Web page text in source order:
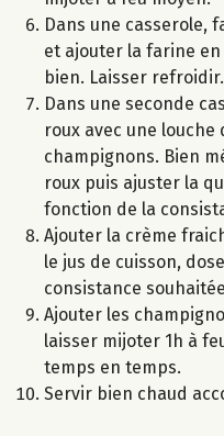
Dans une casserole,
et ajouter la farine
bien. Laisser refroidir.
Dans une seconde
roux avec une louche
champignons. Bien
roux puis ajuster la
fonction de la
Ajouter la crème
le jus de cuisson,
consistance
Ajouter les
laisser mijoter 1h à
temps en temps.
Servir bien chaud